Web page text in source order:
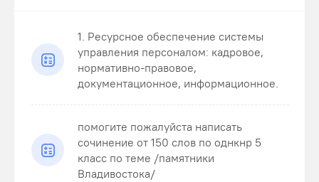
1. Ресурсное обеспечение системы
управления персоналом: кадровое,
нормативно-правовое,
документационное, информационное.
помогите пожалуйста написать
сочинение от 150 слов по однкнр 5
класс по теме /памятники
Владивостока/